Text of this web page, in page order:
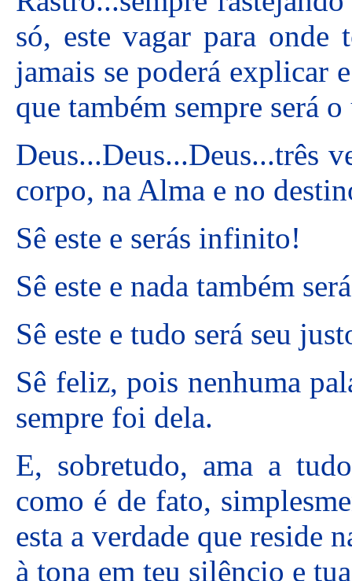
só, este vagar para onde
jamais se poderá explicar
que também sempre será
Deus...Deus...Deus...três
corpo, na Alma e no
Sê este e serás infinito!
Sê este e nada também
Sê este e tudo será seu
Sê feliz, pois nenhuma
sempre foi dela.
E, sobretudo, ama a
como é de fato,
esta a verdade que reside
à tona em teu silêncio e